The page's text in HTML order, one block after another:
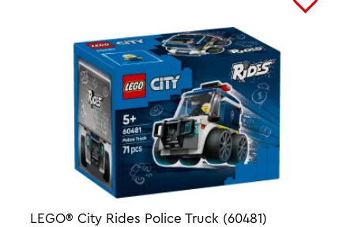
LEGO® City Rides Police Truck (60481)